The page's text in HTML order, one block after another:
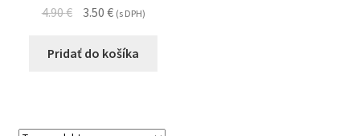
4.90€ 3.50 € (s DPH)
Pridať do košíka